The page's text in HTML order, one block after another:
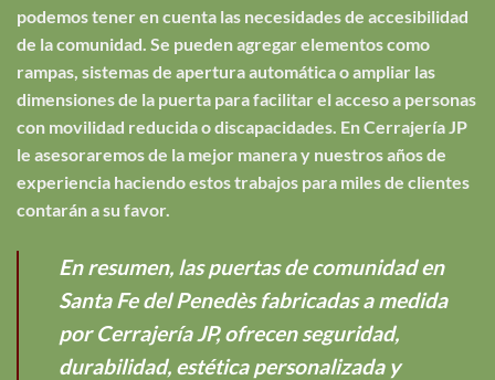
podemos tener en cuenta las necesidades de accesibilidad
de la comunidad. Se pueden agregar elementos como
rampas, sistemas de apertura automática o ampliar las
dimensiones de la puerta para facilitar el acceso a personas
con movilidad reducida o discapacidades. En Cerrajería JP
le asesoraremos de la mejor manera y nuestros años de
experiencia haciendo estos trabajos para miles de clientes
contarán a su favor.
En resumen, las puertas de comunidad en
Santa Fe del Penedès fabricadas a medida
por Cerrajería JP, ofrecen seguridad,
durabilidad, estética personalizada y